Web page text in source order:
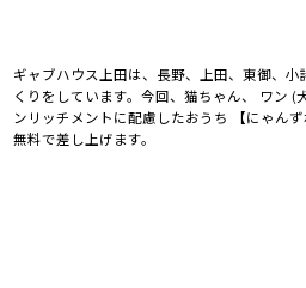
ギャブハウス上田は、長野、上田、東御、
くりをしています。今回、猫ちゃん、 ワン (
ンリッチメントに配慮したおうち 【にゃん
無料で差し上げます。